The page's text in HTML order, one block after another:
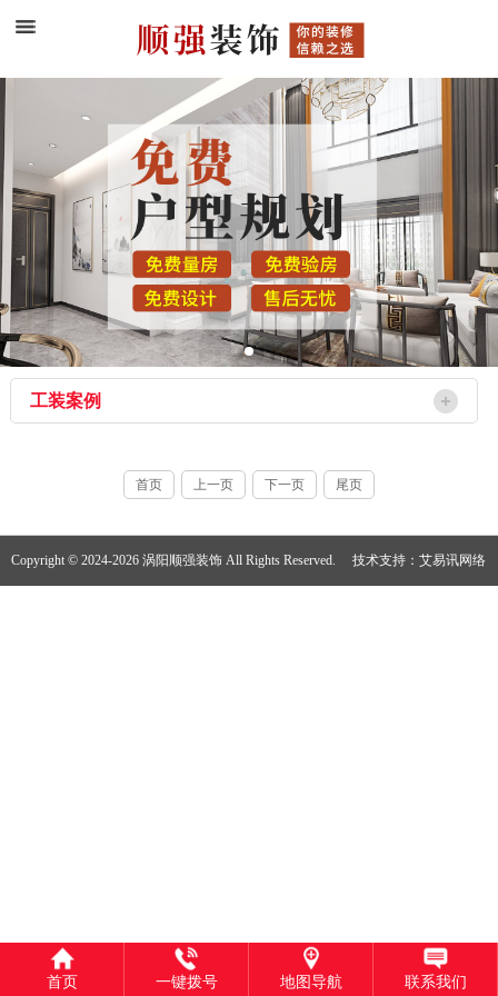
工装案例
首页 上一页 下一页 尾页
Copyright © 2024-2026 涡阳顺强装饰 All Rights Reserved. 技术支持：艾易讯网络
首页 一键拨号 地图导航 联系我们